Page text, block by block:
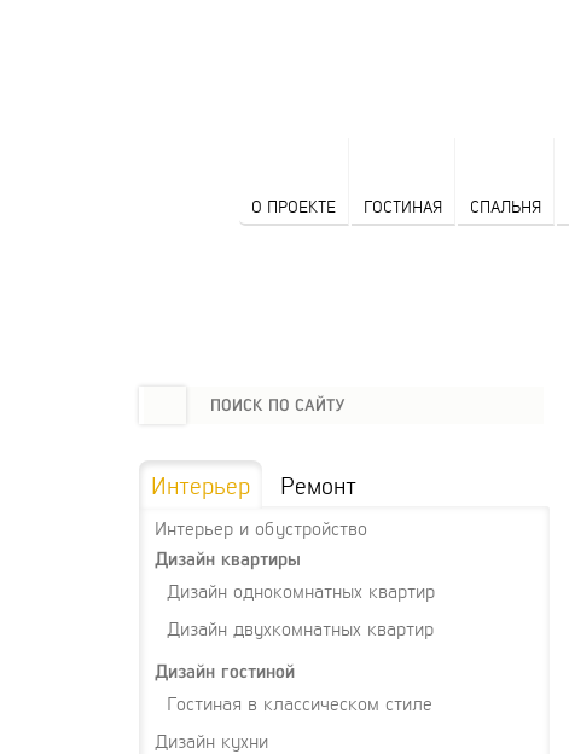
О ПРОЕКТЕ ГОСТИНАЯ СПАЛЬНЯ
Интерьер Ремонт
Интерьер и обустройство
Дизайн квартиры
Дизайн однокомнатных квартир
Дизайн двухкомнатных квартир
Дизайн гостиной
Гостиная в классическом стиле
Дизайн кухни